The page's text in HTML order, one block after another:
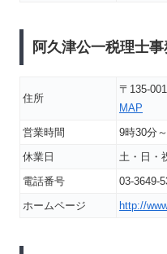
阿久津公一税理士
住所
〒135-
MAP
営業時間
9時30分
休業日
土・日・
電話番号
03-3649-
ホームページ
http://